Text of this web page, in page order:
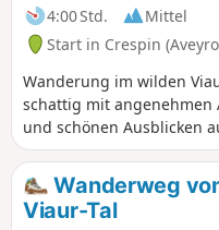
4:00 Std.
Mittel
Start in Crespin
Wanderung im wilden
schattig mit angenehmen
und schönen Ausblicken
Landschaften, die den
Schriftsteller Jean
Sommer unternehmen,
Hochwasser unpassierbar
Wanderweg
Viaur-Tal